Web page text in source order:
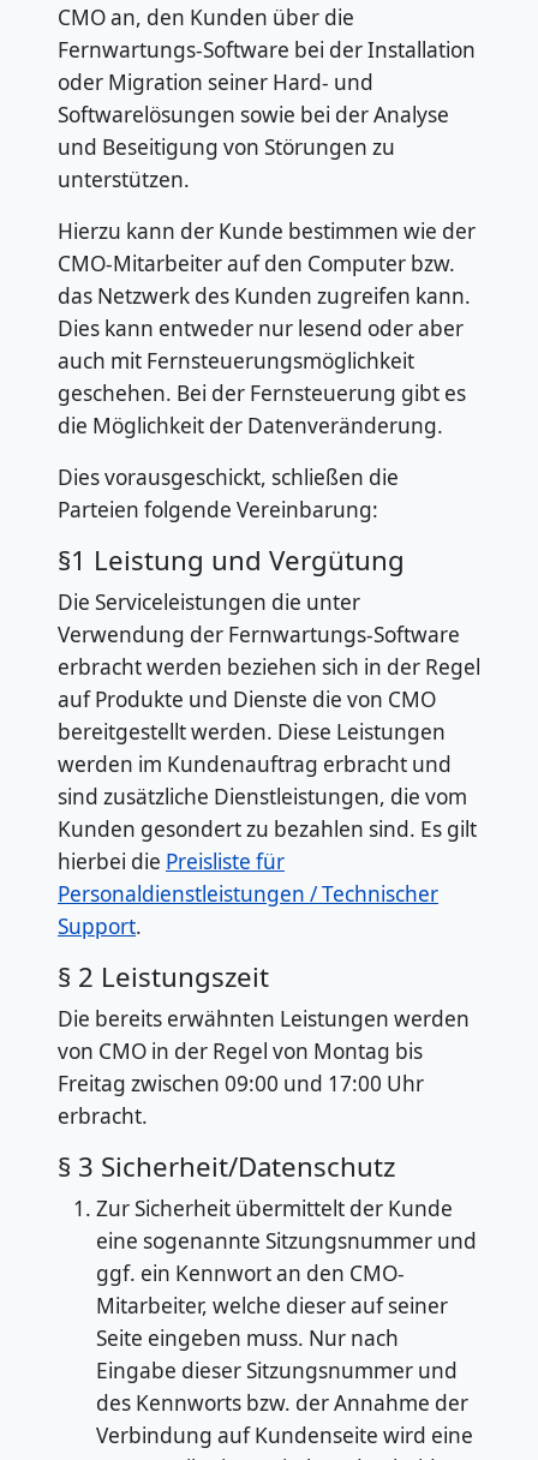
CMO an, den Kunden über die
Fernwartungs-Software bei der Installation
oder Migration seiner Hard- und
Softwarelösungen sowie bei der Analyse
und Beseitigung von Störungen zu
unterstützen.
Hierzu kann der Kunde bestimmen wie der
CMO-Mitarbeiter auf den Computer bzw.
das Netzwerk des Kunden zugreifen kann.
Dies kann entweder nur lesend oder aber
auch mit Fernsteuerungsmöglichkeit
geschehen. Bei der Fernsteuerung gibt es
die Möglichkeit der Datenveränderung.
Dies vorausgeschickt, schließen die
Parteien folgende Vereinbarung:
§1 Leistung und Vergütung
Die Serviceleistungen die unter
Verwendung der Fernwartungs-Software
erbracht werden beziehen sich in der Regel
auf Produkte und Dienste die von CMO
bereitgestellt werden. Diese Leistungen
werden im Kundenauftrag erbracht und
sind zusätzliche Dienstleistungen, die vom
Kunden gesondert zu bezahlen sind. Es gilt
hierbei die Preisliste für
Personaldienstleistungen / Technischer
Support.
§ 2 Leistungszeit
Die bereits erwähnten Leistungen werden
von CMO in der Regel von Montag bis
Freitag zwischen 09:00 und 17:00 Uhr
erbracht.
§ 3 Sicherheit/Datenschutz
Zur Sicherheit übermittelt der Kunde
eine sogenannte Sitzungsnummer und
ggf. ein Kennwort an den CMO-
Mitarbeiter, welche dieser auf seiner
Seite eingeben muss. Nur nach
Eingabe dieser Sitzungsnummer und
des Kennworts bzw. der Annahme der
Verbindung auf Kundenseite wird eine